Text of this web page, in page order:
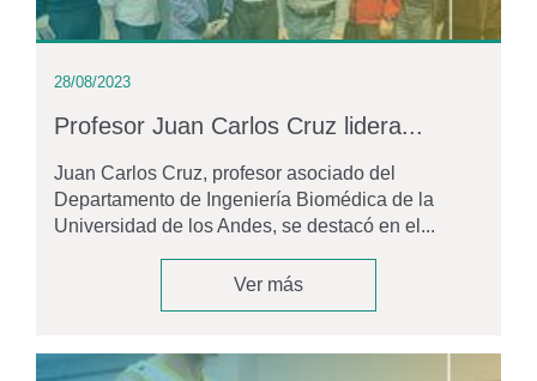
28/08/2023
Profesor Juan Carlos Cruz lidera...
Juan Carlos Cruz, profesor asociado del
Departamento de Ingeniería Biomédica de la
Universidad de los Andes, se destacó en el...
Ver más